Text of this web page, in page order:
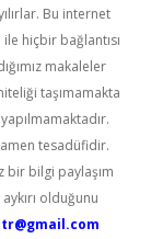
Bu internet
hiçbir bağlantısı
makaleler
taşımamakta
tesadüfidir.
bir bilgi paylaşım
olduğunu